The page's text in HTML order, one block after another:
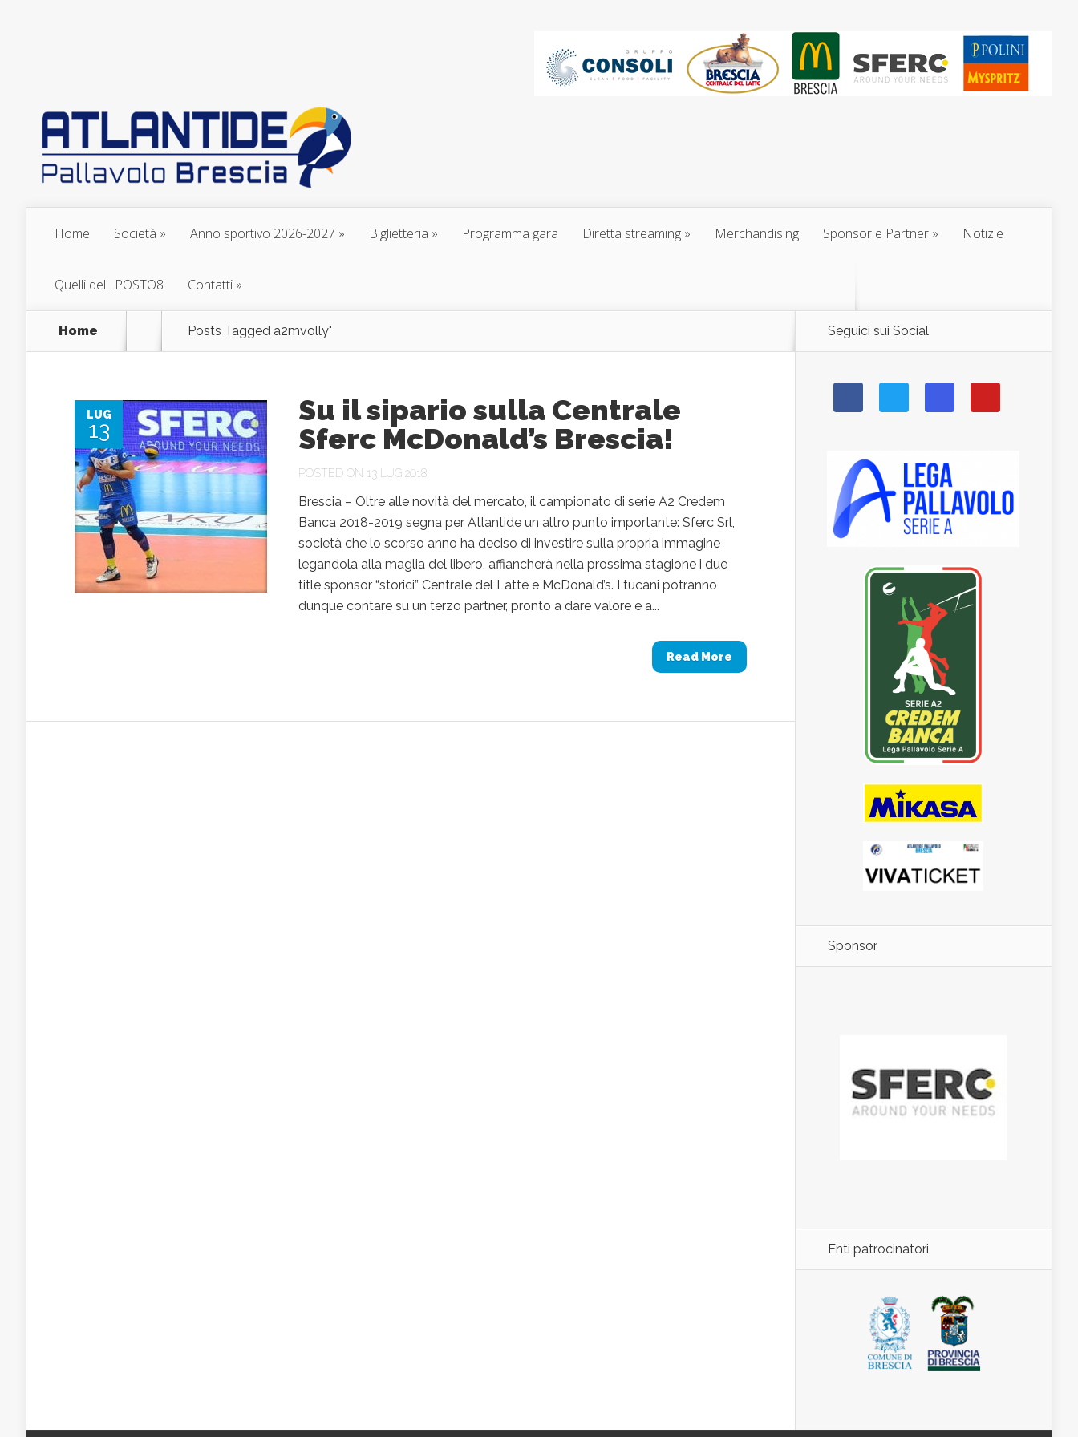
Home Società Anno sportivo 2026-2027 Biglietteria Programma gara Diretta streaming Merchandising Sponsor e Partner Notizie
Quelli del…POSTO8 Contatti
Home Posts Tagged a2mvolly"
LUG
13
Su il sipario sulla Centrale
Sferc McDonald’s Brescia!
POSTED ON 13 LUG 2018
Brescia – Oltre alle novità del mercato, il campionato di serie A2 Credem
Banca 2018-2019 segna per Atlantide un altro punto importante: Sferc Srl,
società che lo scorso anno ha deciso di investire sulla propria immagine
legandola alla maglia del libero, affiancherà nella prossima stagione i due
title sponsor “storici” Centrale del Latte e McDonald’s. I tucani potranno
dunque contare su un terzo partner, pronto a dare valore e a...
Read More
Seguici sui Social
Sponsor
Enti patrocinatori